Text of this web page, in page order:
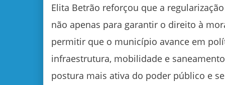
Elita Betrão reforçou que a
não apenas para garantir o direito à
permitir que o município avance em
infraestrutura, mobilidade e
postura mais ativa do poder público e